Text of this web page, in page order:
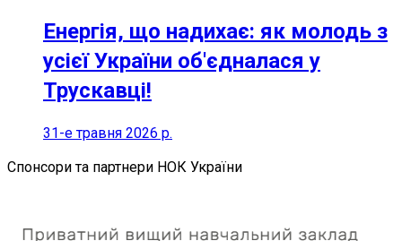
Енергія, що надихає: як молодь з
усієї України об'єдналася у
Трускавці!
31-е травня 2026 р.
Спонсори та партнери НОК України